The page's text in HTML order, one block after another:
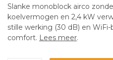
Slanke monoblock airco
koelvermogen en 2,4 kW
stille werking (30 dB) en
comfort. Lees meer.